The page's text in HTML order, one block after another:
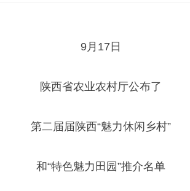
9月17日
陕西省农业农村厅公布了
第二届届陕西“魅力休闲乡村”
和“特色魅力田园”推介名单